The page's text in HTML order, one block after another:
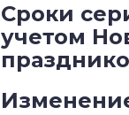
Сроки
учетом